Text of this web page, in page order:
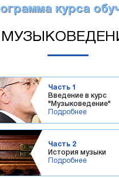
курса
Часть 1
Введение в курс
"Музыковедение"
Подробнее
Часть 2
История музыки
Подробнее